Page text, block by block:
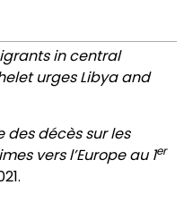
in central
urges Libya and
des décès sur les
vers l’Europe au 1er